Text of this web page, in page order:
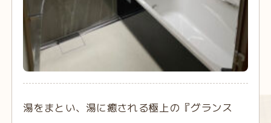
湯をまとい、湯に癒される極上の『グランス